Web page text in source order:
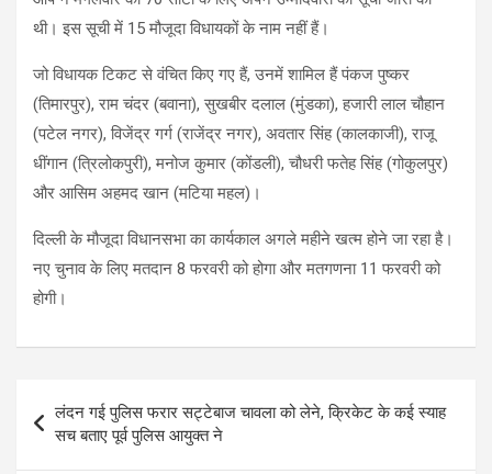
थी। इस सूची में 15 मौजूदा विधायकों के नाम नहीं हैं।
जो विधायक टिकट से वंचित किए गए हैं, उनमें शामिल हैं पंकज पुष्कर
(तिमारपुर), राम चंदर (बवाना), सुखबीर दलाल (मुंडका), हजारी लाल चौहान
(पटेल नगर), विजेंद्र गर्ग (राजेंद्र नगर), अवतार सिंह (कालकाजी), राजू
धींगान (त्रिलोकपुरी), मनोज कुमार (कोंडली), चौधरी फतेह सिंह (गोकुलपुर)
और आसिम अहमद खान (मटिया महल)।
दिल्ली के मौजूदा विधानसभा का कार्यकाल अगले महीने खत्म होने जा रहा है।
नए चुनाव के लिए मतदान 8 फरवरी को होगा और मतगणना 11 फरवरी को
होगी।
navigation
लंदन गई पुलिस फरार सट्टेबाज चावला को लेने, क्रिकेट के कई स्याह
सच बताए पूर्व पुलिस आयुक्त ने